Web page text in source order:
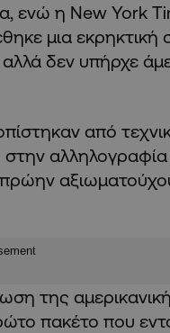
ενώ η New York
μια εκρηκτική
δεν υπήρχε
από
στην
της
πακέτο που